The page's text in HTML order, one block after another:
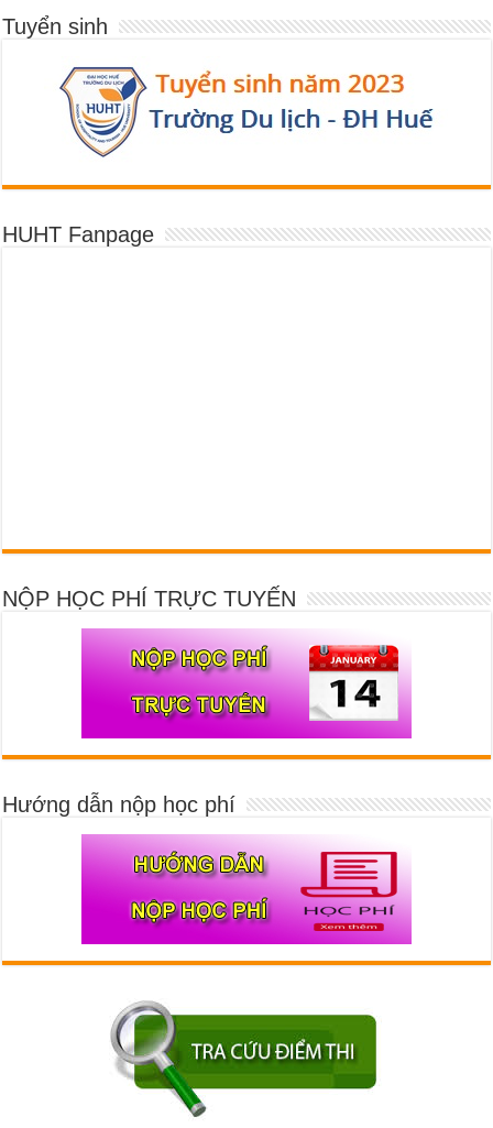
Tuyển sinh
HUHT Fanpage
NỘP HỌC PHÍ TRỰC TUYẾN
Hướng dẫn nộp học phí